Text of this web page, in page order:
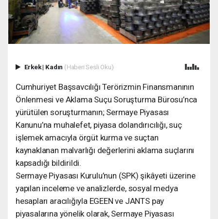
Erkek| Kadın (Haberi Sesli Oku)
Cumhuriyet Başsavcılığı Terörizmin Finansmanının
Önlenmesi ve Aklama Suçu Soruşturma Bürosu’nca
yürütülen soruşturmanın; Sermaye Piyasası
Kanunu’na muhalefet, piyasa dolandırıcılığı, suç
işlemek amacıyla örgüt kurma ve suçtan
kaynaklanan malvarlığı değerlerini aklama suçlarını
kapsadığı bildirildi.
Sermaye Piyasası Kurulu’nun (SPK) şikâyeti üzerine
yapılan inceleme ve analizlerde, sosyal medya
hesapları aracılığıyla EGEEN ve JANTS pay
piyasalarına yönelik olarak, Sermaye Piyasası